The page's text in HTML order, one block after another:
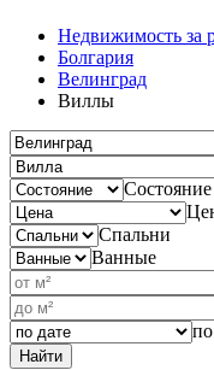
Недвижимость за
Болгария
Велинград
Виллы
Состояние
Спальни
Ванные
Найти